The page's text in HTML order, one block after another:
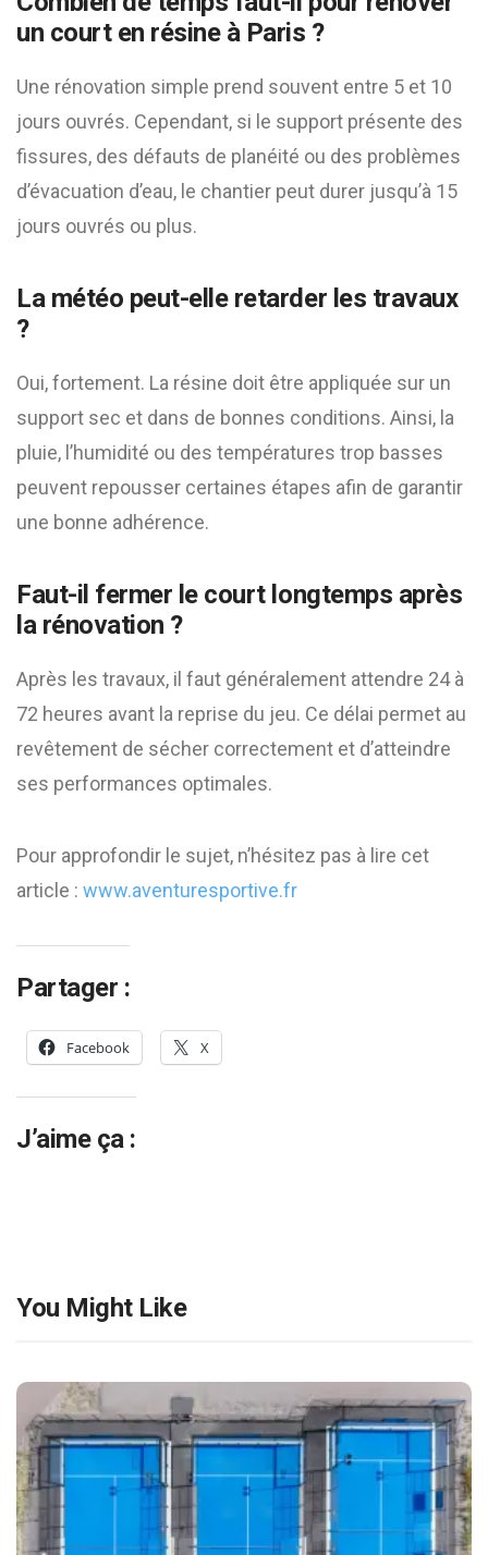
un court en résine à Paris ?
Une rénovation simple prend souvent entre 5 et 10
jours ouvrés. Cependant, si le support présente des
fissures, des défauts de planéité ou des problèmes
d’évacuation d’eau, le chantier peut durer jusqu’à 15
jours ouvrés ou plus.
La météo peut-elle retarder les travaux
?
Oui, fortement. La résine doit être appliquée sur un
support sec et dans de bonnes conditions. Ainsi, la
pluie, l’humidité ou des températures trop basses
peuvent repousser certaines étapes afin de garantir
une bonne adhérence.
Faut-il fermer le court longtemps après
la rénovation ?
Après les travaux, il faut généralement attendre 24 à
72 heures avant la reprise du jeu. Ce délai permet au
revêtement de sécher correctement et d’atteindre
ses performances optimales.
Pour approfondir le sujet, n’hésitez pas à lire cet
article : www.aventuresportive.fr
Partager :
Facebook X
J’aime ça :
You Might Like